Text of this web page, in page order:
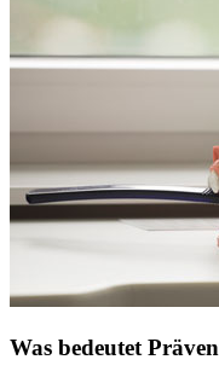
Was bedeutet